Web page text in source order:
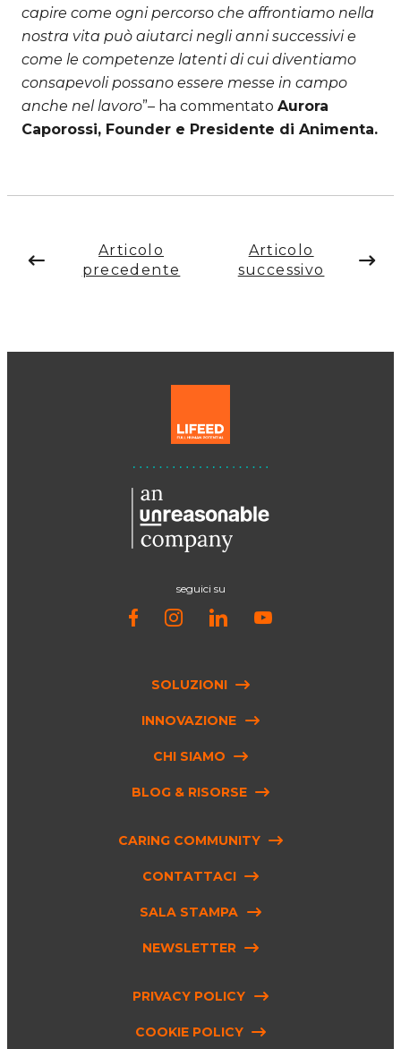
capire come ogni percorso che affrontiamo nella
nostra vita può aiutarci negli anni successivi e
come le competenze latenti di cui diventiamo
consapevoli possano essere messe in campo
anche nel lavoro”– ha commentato Aurora
Caporossi, Founder e Presidente di Animenta.
Articolo
precedente
Articolo
successivo
seguici su
SOLUZIONI
INNOVAZIONE
CHI SIAMO
BLOG & RISORSE
CARING COMMUNITY
CONTATTACI
SALA STAMPA
NEWSLETTER
PRIVACY POLICY
COOKIE POLICY